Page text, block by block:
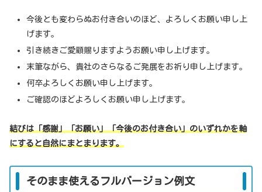
今後とも変わらぬお付き合いのほど、よろしくお願い申し上
げます。
引き続きご愛顧賜りますようお願い申し上げます。
末筆ながら、貴社のさらなるご発展をお祈り申し上げます。
何卒よろしくお願い申し上げます。
ご確認のほどよろしくお願い申し上げます。
結びは「感謝」「お願い」「今後のお付き合い」のいずれかを軸
にすると自然にまとまります。
そのまま使えるフルバージョン例文